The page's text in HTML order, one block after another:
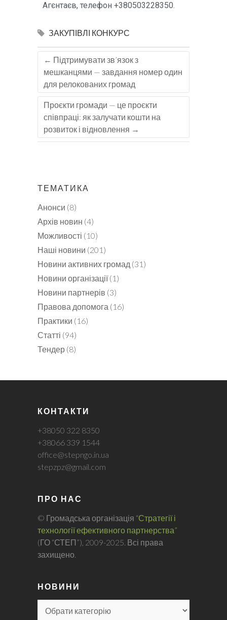
Агєнтаєв, телефон +380503228350.
ЗАКУПІВЛІ КОНКУРС
← Підтримувати зв’язок з
мешканцями — завдання номер один
для релокованих громад
Проєкти громади — це проєкти
співпраці: як залучати кошти на
розвиток і відновлення →
ТЕМАТИКА
Анонси (8)
Архів новин (4)
Можливості (10)
Наші новини (201)
Новини активних громад (31)
Новини організації(1)
Новини партнерів (3)
Правова допомога (16)
Практики (16)
Статті (94)
Тендер (8)
КОНТАКТИ
+38050 322 8350
+38066 339 1544
office@stepngo.in.ua
stepzpz@gmail.com
ПРО НАС
© Громадська організація “Стратегії і
технології ефективного партнерства”
(ГО “СТЕП”), 2009-2025. Всі права
захищено.
НОВИНИ